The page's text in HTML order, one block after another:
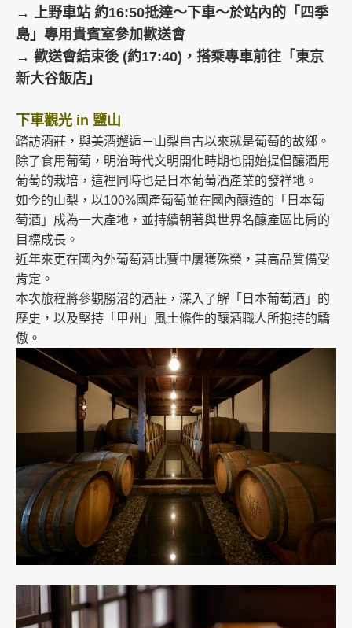
→ 上野車站 約16:50抵達～下車～於站內的「四季
島」專用貴賓室參加歡送會
→ 歡送會結束後 (約17:40)，搭乘專車前往「東京
新大谷飯店」
下車觀光 in 鹽山
踏訪酒莊，與美酒邂逅－山梨自古以來就是葡萄的故鄉。
除了食用葡萄，明治時代文明開化時期也開始提倡釀酒用
葡萄的栽培，這裡同時也是日本葡萄酒產業的發祥地。
如今的山梨，以100%國產葡萄並在國內釀造的「日本葡
萄酒」成為一大產地，並持續朝著與世界名釀產區比肩的
目標成長。
近年來更在國內外葡萄酒比賽中屢獲殊榮，其高品質備受
肯定。
本次旅程將參觀勝沼的酒莊，深入了解「日本葡萄酒」的
歷史，以及堅持「甲州」風土條件的釀酒職人所抱持的驕
傲。